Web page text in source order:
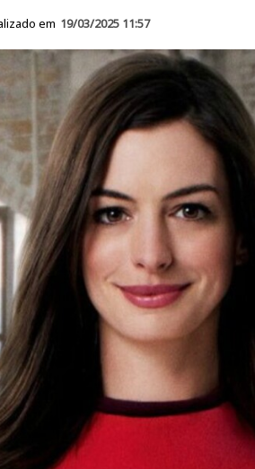
em 19/03/2025 11:57